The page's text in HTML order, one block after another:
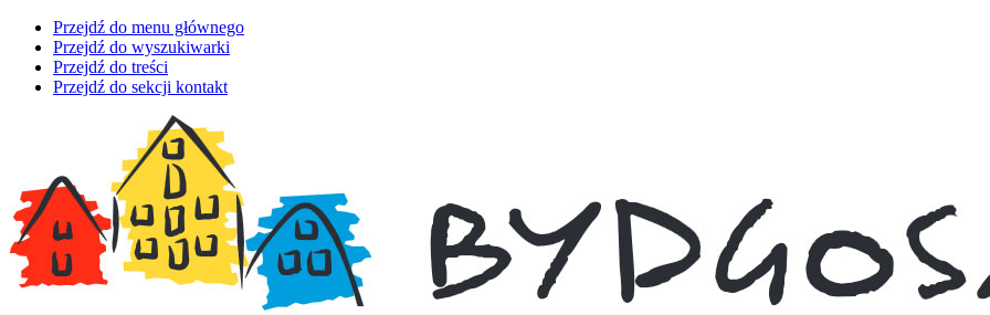
Przejdź do menu głównego
Przejdź do wyszukiwarki
Przejdź do treści
Przejdź do sekcji kontakt